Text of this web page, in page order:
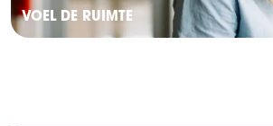
VOEL DE RUIMTE